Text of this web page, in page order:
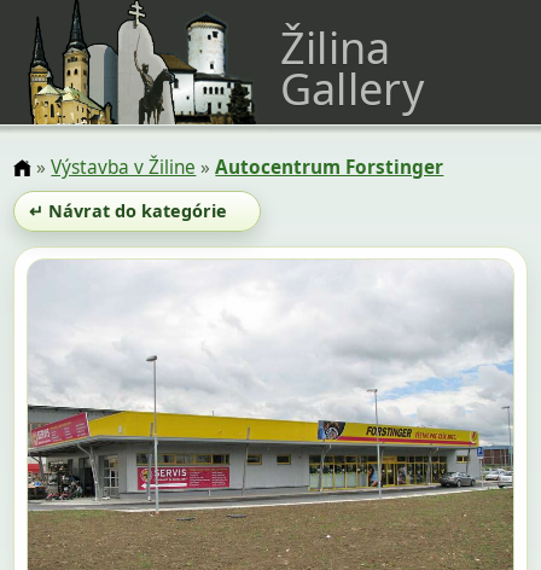
Žilina
Gallery
»Výstavba v Žiline »Autocentrum Forstinger
↵ Návrat do kategórie